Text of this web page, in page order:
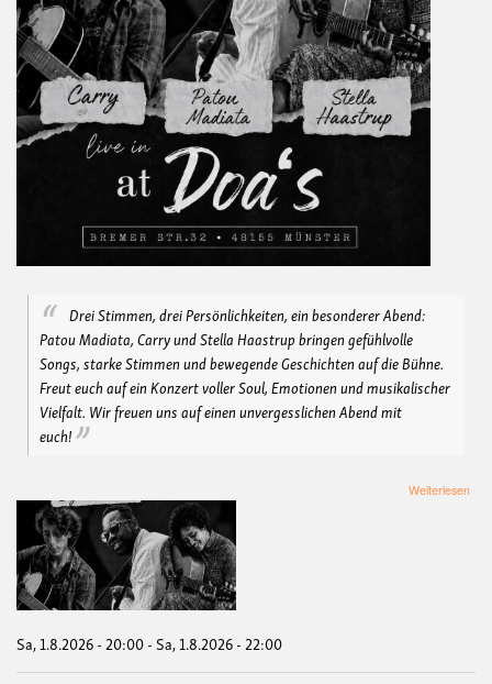
Drei Stimmen, drei Persönlichkeiten, ein besonderer Abend:
Patou Madiata, Carry und Stella Haastrup bringen gefühlvolle
Songs, starke Stimmen und bewegende Geschichten auf die Bühne.
Freut euch auf ein Konzert voller Soul, Emotionen und musikalischer
Vielfalt. Wir freuen uns auf einen unvergesslichen Abend mit
euch!
Weiterlesen
Sa, 1.8.2026 - 20:00-Sa, 1.8.2026 - 22:00